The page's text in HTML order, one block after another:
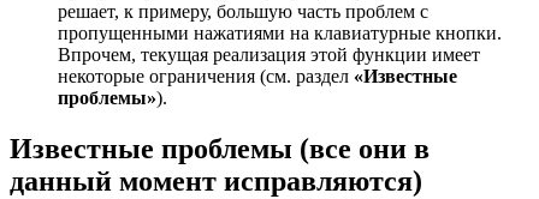
решает, к примеру, большую часть проблем с
пропущенными нажатиями на клавиатурные кнопки.
Впрочем, текущая реализация этой функции имеет
некоторые ограничения (см. раздел «Известные
проблемы»).
Известные проблемы (все они в
данный момент исправляются)